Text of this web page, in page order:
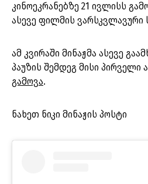
კინოეკრანებზე 21 ივლისს
ასევე ფილმის ვარსკვლავური
ამ კვირაში მინაჟმა ასევე
პაუზის შემდეგ მისი
გამოვა.
ნახეთ ნიკი მინაჟის პოსტი